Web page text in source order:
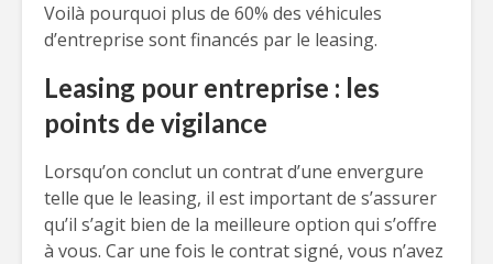
Voilà pourquoi plus de 60% des véhicules
d’entreprise sont financés par le leasing.
Leasing pour entreprise : les
points de vigilance
Lorsqu’on conclut un contrat d’une envergure
telle que le leasing, il est important de s’assurer
qu’il s’agit bien de la meilleure option qui s’offre
à vous. Car une fois le contrat signé, vous n’avez